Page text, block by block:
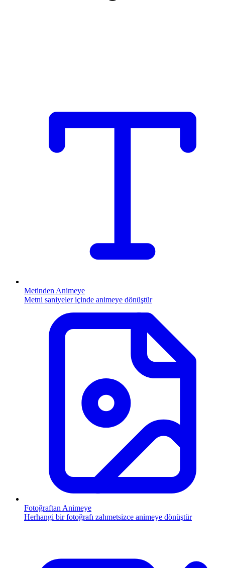
Metinden Animeye
Metni saniyeler içinde animeye dönüştür
Fotoğraftan Animeye
Herhangi bir fotoğrafı zahmetsizce animeye dönüştür